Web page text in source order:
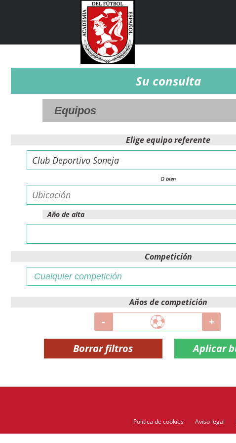
Su consulta
Elige equipo referente
O bien
Año de alta
Competición
Años de competición
-
+
Borrar filtros
Politica de cookies Aviso legal